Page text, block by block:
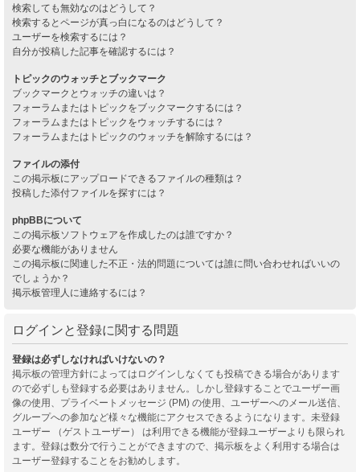
検索しても無効なのはどうして？
検索するとページが真っ白になるのはどうして？
ユーザーを検索するには？
自分が投稿した記事を確認するには？
トピックのウォッチとブックマーク
ブックマークとウォッチの違いは？
フォーラムまたはトピックをブックマークするには？
フォーラムまたはトピックをウォッチするには？
フォーラムまたはトピックのウォッチを解除するには？
ファイルの添付
この掲示板にアップロードできるファイルの種類は？
投稿した添付ファイルを探すには？
phpBBについて
この掲示板ソフトウェアを作成したのは誰ですか？
必要な機能がありません
この掲示板に関連した不正・法的問題については誰に問い合わせればいいの
でしょうか？
掲示板管理人に連絡するには？
ログインと登録に関する問題
登録は必ずしなければいけないの？
掲示板の管理方針によってはログインしなくても投稿できる場合があります
ので必ずしも登録する必要はありません。しかし登録することでユーザー画
像の使用、プライベートメッセージ (PM) の使用、ユーザーへのメール送信、
グループへの参加など様々な機能にアクセスできるようになります。未登録
ユーザー （ゲストユーザー） は利用できる機能が登録ユーザーよりも限られ
ます。登録は数分で行うことができますので、掲示板をよく利用する場合は
ユーザー登録することをお勧めします。